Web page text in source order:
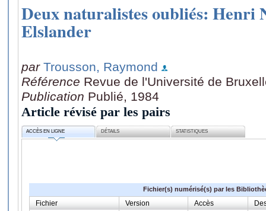
Deux naturalistes oubliés: Henri
Elslander
par Trousson, Raymond
Référence Revue de l'Université de
Publication Publié, 1984
Article révisé par les pairs
ACCÈS EN LIGNE DÉTAILS STATISTIQUES
Fichier(s) numérisé(s) par les
Fichier Version Accès